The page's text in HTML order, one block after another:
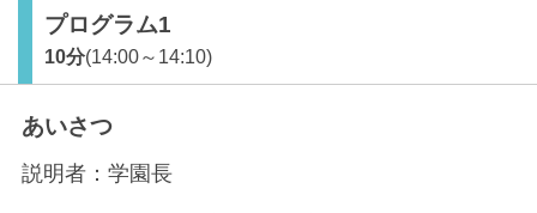
プログラム1
10分(14:00～14:10)
あいさつ
説明者： 学園長